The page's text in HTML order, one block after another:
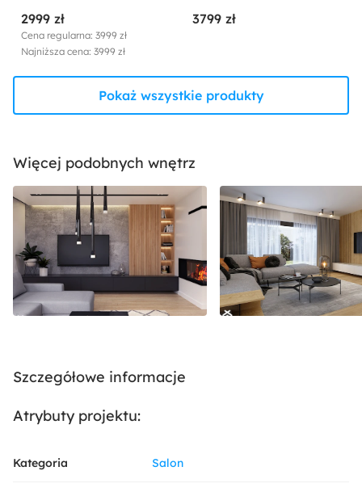
czarnych nóżkach beżowy
sztruks prawostronny
2999 zł
Cena regularna: 3999 zł
Najniższa cena: 3999 zł
czarnych nóżkach
3799 zł
Pokaż wszystkie produkty
Więcej podobnych wnętrz
Szczegółowe informacje
Atrybuty projektu:
Kategoria Salon